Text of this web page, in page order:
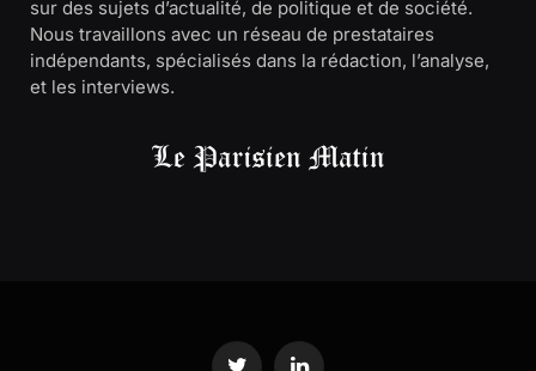
sur des sujets d’actualité, de politique et de société.
Nous travaillons avec un réseau de prestataires
indépendants, spécialisés dans la rédaction, l’analyse,
et les interviews.